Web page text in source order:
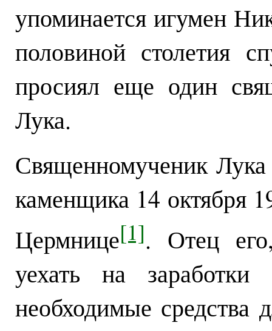
упоминается игумен
половиной столетия
просиял еще один
Лука.
Священномученик
каменщика 14 октября
Цермнице[1]. Отец
уехать на
необходимые средства